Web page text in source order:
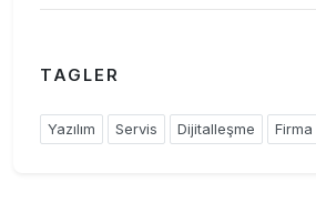
TAGLER
Yazılım Servis Dijitalleşme Firma